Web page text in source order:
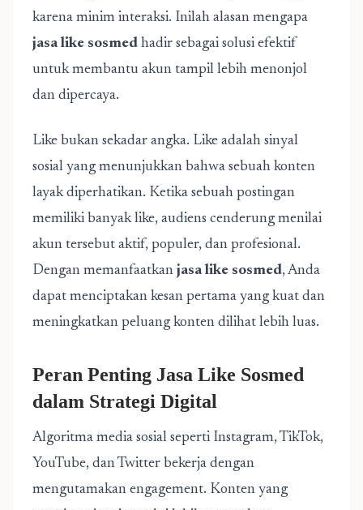
karena minim interaksi. Inilah alasan mengapa
jasa like sosmed hadir sebagai solusi efektif
untuk membantu akun tampil lebih menonjol
dan dipercaya.
Like bukan sekadar angka. Like adalah sinyal
sosial yang menunjukkan bahwa sebuah konten
layak diperhatikan. Ketika sebuah postingan
memiliki banyak like, audiens cenderung menilai
akun tersebut aktif, populer, dan profesional.
Dengan memanfaatkan jasa like sosmed, Anda
dapat menciptakan kesan pertama yang kuat dan
meningkatkan peluang konten dilihat lebih luas.
Peran Penting Jasa Like Sosmed
dalam Strategi Digital
Algoritma media sosial seperti Instagram, TikTok,
YouTube, dan Twitter bekerja dengan
mengutamakan engagement. Konten yang